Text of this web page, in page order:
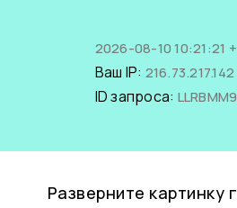
2026-08-10 10:21:21
Ваш IP: 216.73.217.142
ID запроса:
Разверните картинку